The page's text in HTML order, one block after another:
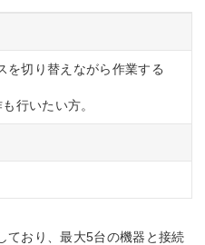
を切り替えながら作業する
行いたい方。
ており、最大5台の機器と接続